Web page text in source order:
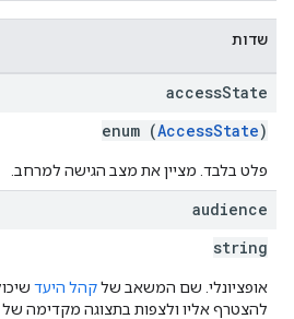
שדות
accessState
enum (AccessState)
פלט בלבד. מציין את מצב הגישה למרחב.
audience
string
אופציונלי. שם המשאב שלקהל היעד
להצטרף אליו ולצפות בתצוגה מקדימה